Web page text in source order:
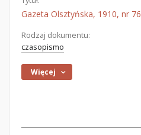
Gazeta Olsztyńska, 1910, nr 76
Rodzaj dokumentu:
czasopismo
Więcej